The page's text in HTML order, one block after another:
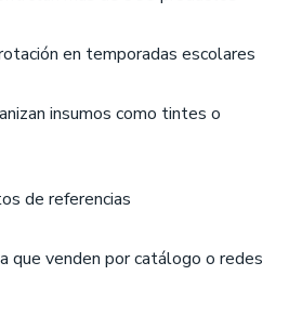
en temporadas escolares
insumos como tintes o
de referencias
que venden por catálogo o redes